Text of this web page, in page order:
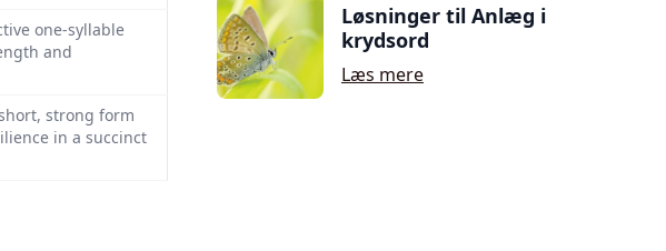
one-syllable
and
strong form
in a succinct
Løsninger til Anlæg i
krydsord
Læs mere